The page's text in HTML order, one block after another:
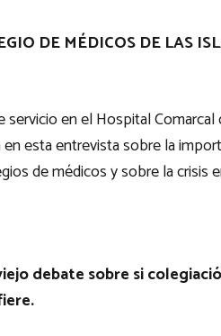
DE MÉDICOS DE LAS
en el Hospital
esta entrevista sobre la
de médicos y sobre la crisis
debate sobre si